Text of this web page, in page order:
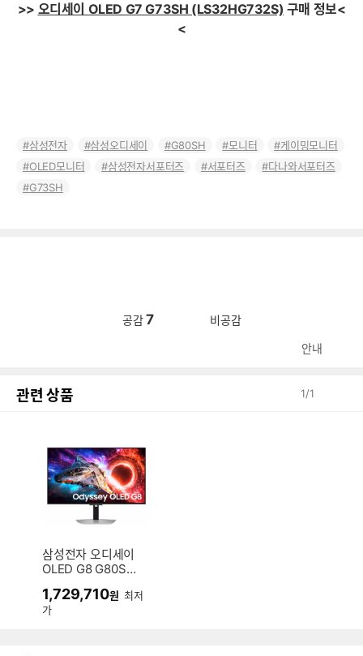
>> 오디세이 OLED G7 G73SH (LS32HG732S) 구매 정보<
<
삼성전자 삼성오디세이 G80SH 모니터
게이밍모니터
OLED모니터
삼성전자서포터즈 서포터즈
다나와서포터즈
G73SH
공감 7 비공감
안내
관련 상품 1/1
삼성전자 오디세이
OLED G8 G80SH
1,729,710원 최저
가